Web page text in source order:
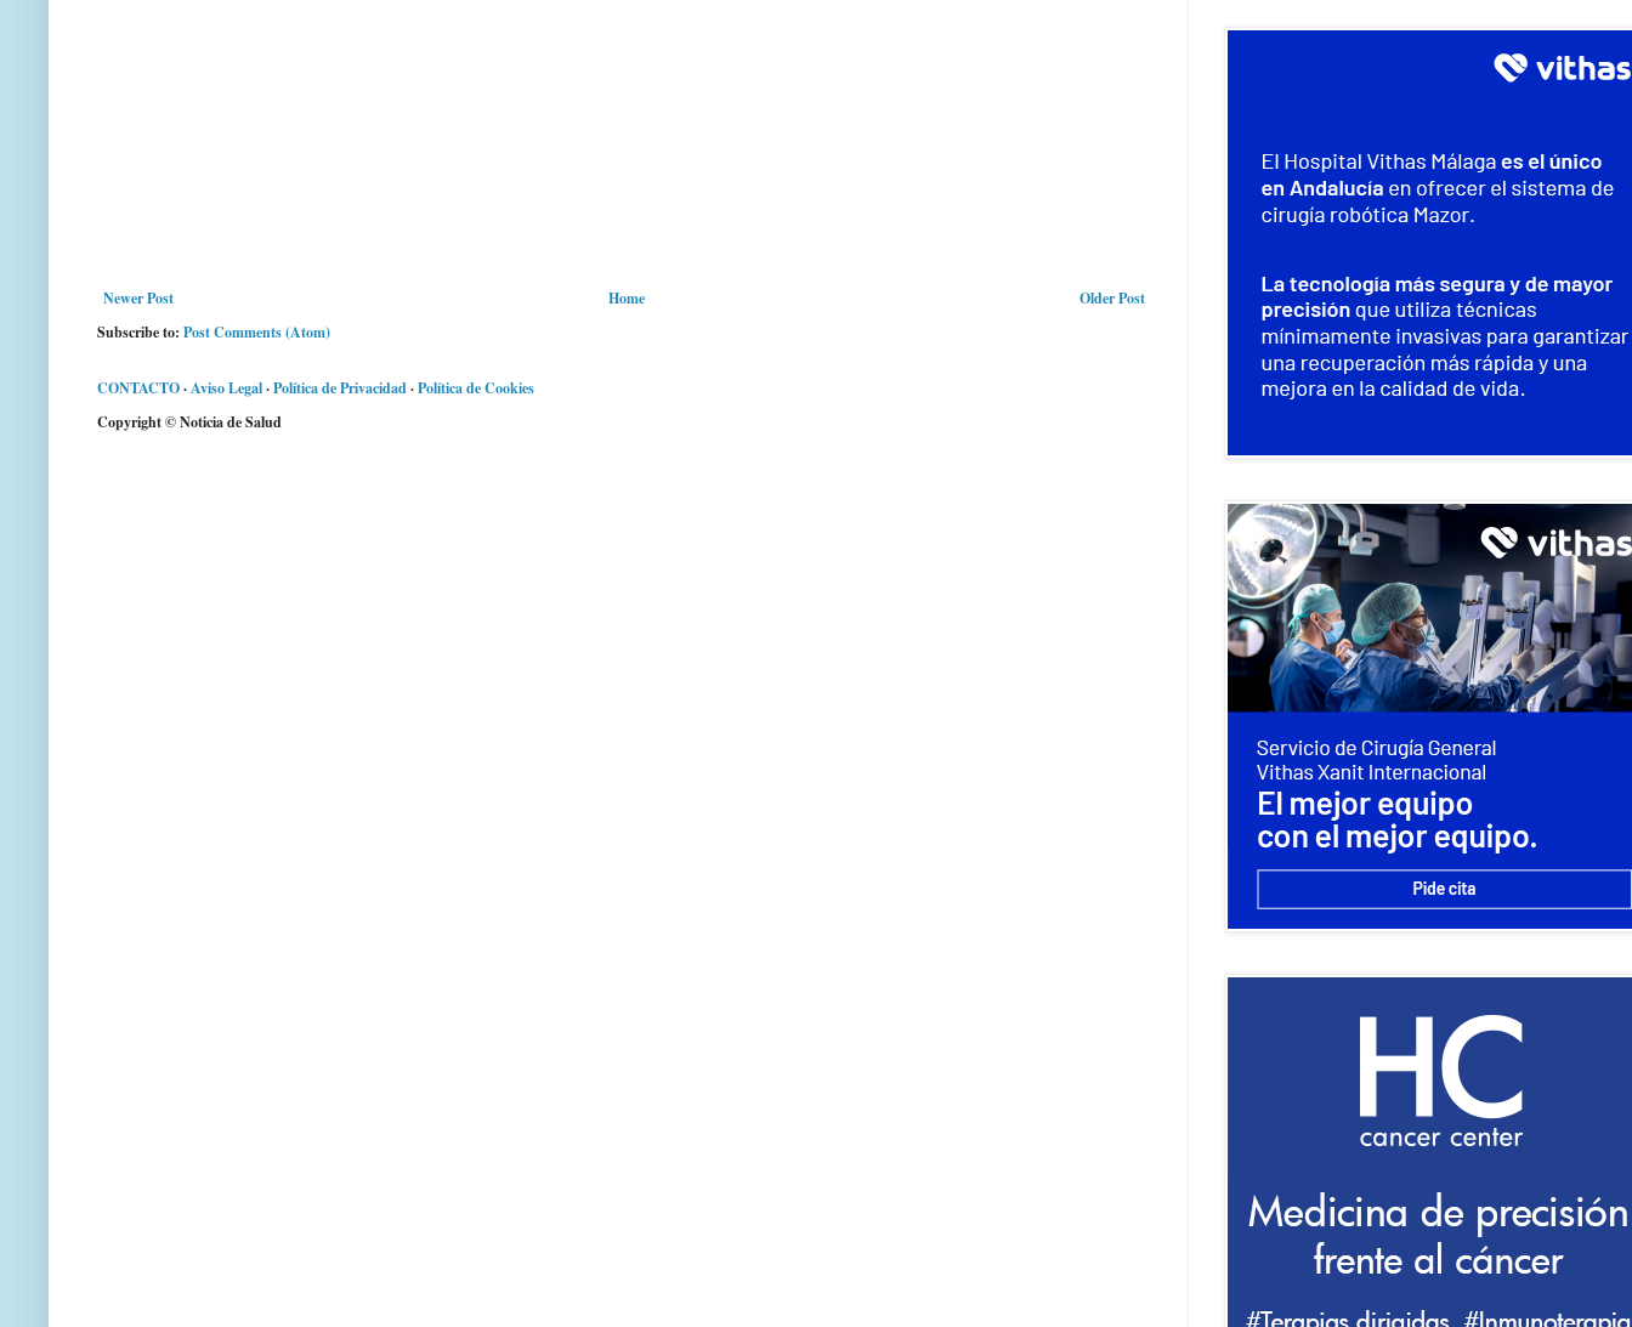
Newer Post Older Post
Home
Subscribe to: Post Comments (Atom)
CONTACTO·Aviso Legal·Política de Privacidad·Política de Cookies
Copyright © Noticia de Salud